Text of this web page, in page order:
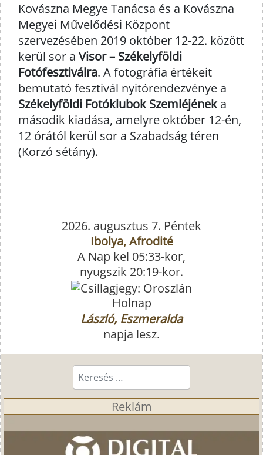
Kovászna Megye Tanácsa és a Kovászna
Megyei Művelődési Központ
szervezésében 2019 október 12-22. között
kerül sor a Visor – Székelyföldi
Fotófesztiválra. A fotográfia értékeit
bemutató fesztivál nyitórendezvénye a
Székelyföldi Fotóklubok Szemléjéneka
második kiadása, amelyre október 12-én,
12 órától kerül sor a Szabadság téren
(Korzó sétány).
2026. augusztus 7. Péntek
Ibolya, Afrodité
A Nap kel 05:33-kor,
nyugszik 20:19-kor.
Holnap
László, Eszmeralda
napja lesz.
Keresés...
Reklám